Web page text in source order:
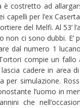
costretto ad
per l’ex
del Melfi. Al 53’
non ci sono dubbi.
dal numero 1
compie un
cadere in area
simulazione.
l’uomo in
che